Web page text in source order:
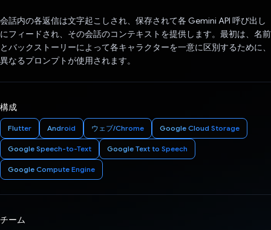
会話内の各返信は文字起こしされ、保存されて各 Gemini API 呼び出し
にフィードされ、その会話のコンテキストを提供します。最初は、名前
とバックストーリーによって各キャラクターを一意に区別するために、
異なるプロンプトが使用されます。
構成
Flutter Android ウェブ/Chrome Google Cloud Storage
Google Speech-to-Text Google Text to Speech
Google Compute Engine
チーム